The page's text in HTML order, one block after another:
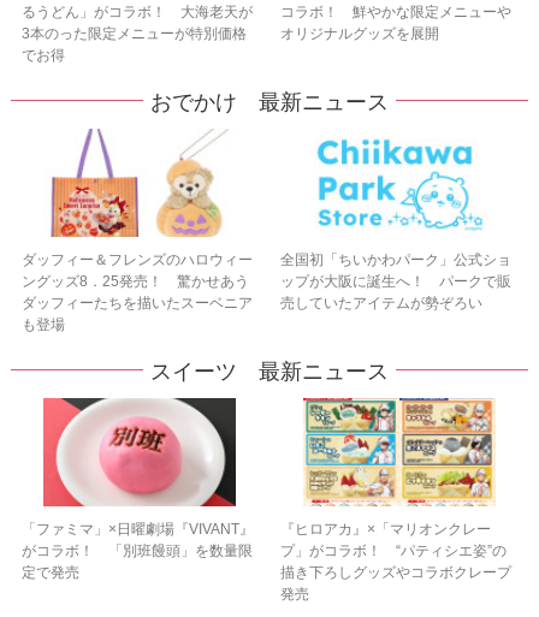
るうどん」がコラボ！ 大海老天が
3本のった限定メニューが特別価格
でお得
コラボ！ 鮮やかな限定メニューや
オリジナルグッズを展開
おでかけ 最新ニュース
ダッフィー＆フレンズのハロウィー
ングッズ8．25発売！ 驚かせあう
ダッフィーたちを描いたスーベニア
も登場
全国初「ちいかわパーク」公式ショ
ップが大阪に誕生へ！ パークで販
売していたアイテムが勢ぞろい
スイーツ 最新ニュース
「ファミマ」×日曜劇場『VIVANT』
がコラボ！ 「別班饅頭」を数量限
定で発売
『ヒロアカ』×「マリオンクレー
プ」がコラボ！ “パティシエ姿”の
描き下ろしグッズやコラボクレープ
発売